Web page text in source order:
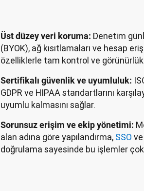
Üst düzey veri koruma: Denetim
(BYOK), ağ kısıtlamaları ve hesap
özelliklerle tam kontrol ve
Sertifikalı güvenlik ve uyumluluk:
GDPR ve HIPAA standartlarını
uyumlu kalmasını sağlar.
Sorunsuz erişim ve ekip yönetimi:
alan adına göre yapılandırma, SSO
doğrulama sayesinde bu işlemler çok